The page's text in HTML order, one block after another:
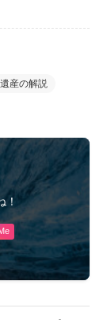
産の解説